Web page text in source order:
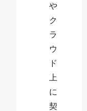
や
ク
ラ
ウ
ド
上
に
契